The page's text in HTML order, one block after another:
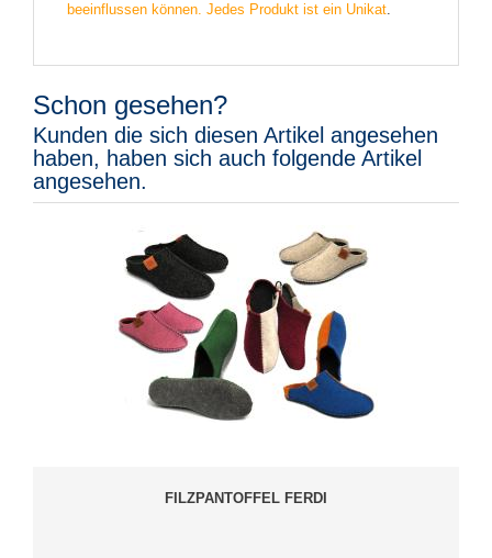
beeinflussen können. Jedes Produkt ist ein Unikat.
Schon gesehen?
Kunden die sich diesen Artikel angesehen
haben, haben sich auch folgende Artikel
angesehen.
FILZPANTOFFEL FERDI